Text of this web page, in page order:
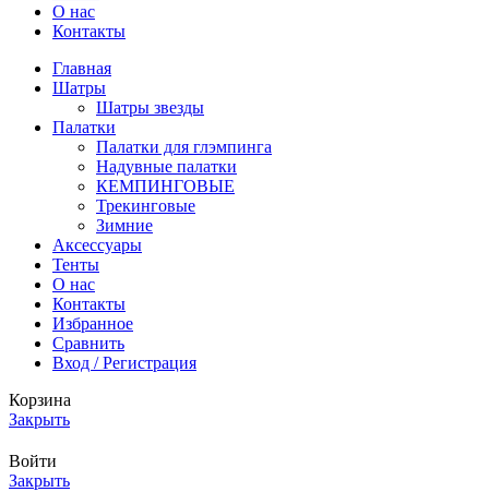
О нас
Контакты
Главная
Шатры
Шатры звезды
Палатки
Палатки для глэмпинга
Надувные палатки
КЕМПИНГОВЫЕ
Трекинговые
Зимние
Аксессуары
Тенты
О нас
Контакты
Избранное
Сравнить
Вход / Регистрация
Корзина
Закрыть
Войти
Закрыть